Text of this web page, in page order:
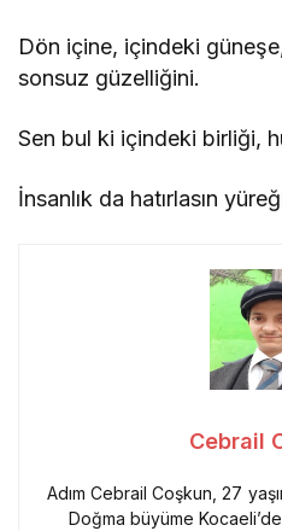
Dön içine, içindeki
sonsuz güzelliğini.
Sen bul ki içindeki birliği,
İnsanlık da hatırlasın
Cebrail
Adım Cebrail Coşkun, 27
Doğma büyüme